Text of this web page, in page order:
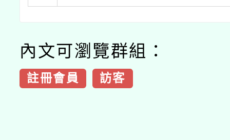
內文可瀏覽群組：
註冊會員 訪客